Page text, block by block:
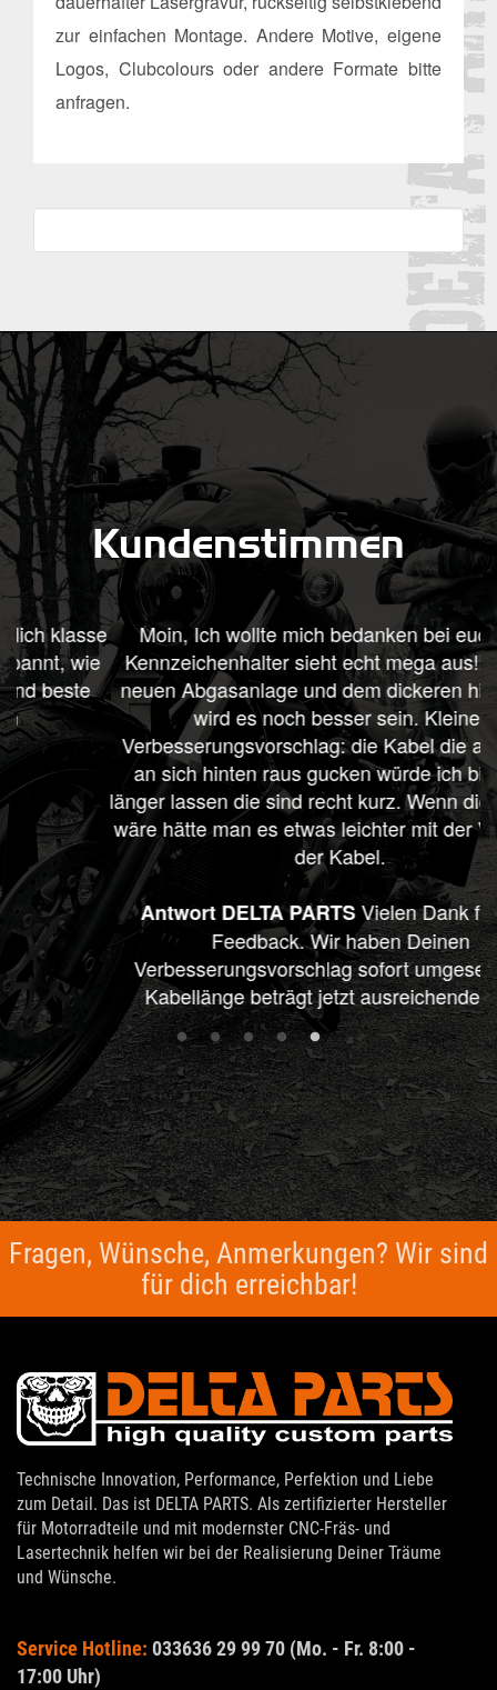
zur einfachen Montage. Andere Motive, eigene
Logos, Clubcolours oder andere Formate bitte
anfragen.
Kundenstimmen
Moin, Ich wollte mich bedanken bei euch. Der
Kennzeichenhalter sieht echt mega aus!!! Mit der
neuen Abgasanlage und dem dickeren hinter Rad
wird es noch besser sein. Kleiner
Verbesserungsvorschlag: die Kabel die am Halter
an sich hinten raus gucken würde ich bisschen
länger lassen die sind recht kurz. Wenn diese länger
wäre hätte man es etwas leichter mit der Verlegung
Antwort DELTA PARTSVielen Dank für dein
Feedback. Wir haben Deinen
Verbesserungsvorschlag sofort umgesetzt. Die
Kabellänge beträgt jetzt ausreichende 1.5m.
Fragen, Wünsche, Anmerkungen? Wir sind
für dich erreichbar!
Technische Innovation, Performance, Perfektion und Liebe
zum Detail. Das ist DELTA PARTS. Als zertifizierter Hersteller
für Motorradteile und mit modernster CNC-Fräs- und
Lasertechnik helfen wir bei der Realisierung Deiner Träume
und Wünsche.
Service Hotline: 033636 29 99 70 (Mo. - Fr. 8:00 -
17:00 Uhr)